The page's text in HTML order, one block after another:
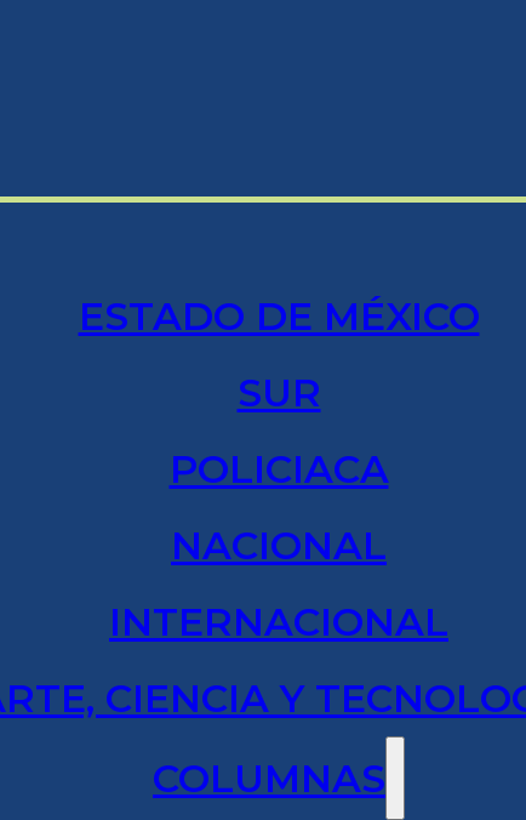
ESTADO DE MÉXICO
SUR
POLICIACA
NACIONAL
INTERNACIONAL
CIENCIA Y
COLUMNAS